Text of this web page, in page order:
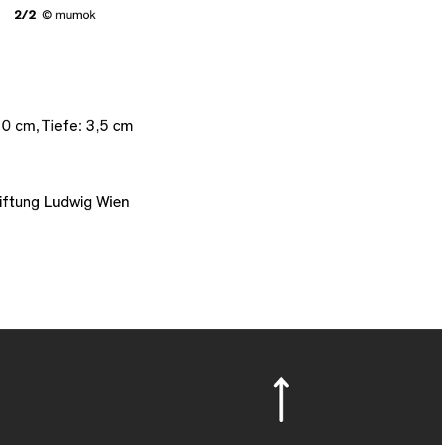
2/2 © mumok
cm, Tiefe: 3,5 cm
Ludwig Wien